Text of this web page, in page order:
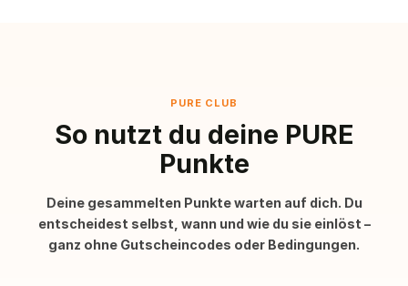
PURE CLUB
So nutzt du deine PURE
Punkte
Deine gesammelten Punkte warten auf dich. Du
entscheidest selbst, wann und wie du sie einlöst –
ganz ohne Gutscheincodes oder Bedingungen.